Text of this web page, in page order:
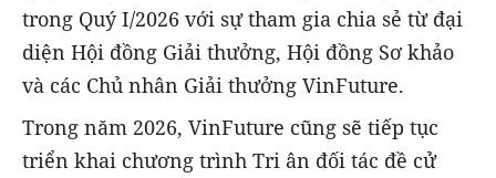
trong Quý I/2026 với sự tham gia chia sẻ từ đại
diện Hội đồng Giải thưởng, Hội đồng Sơ khảo
và các Chủ nhân Giải thưởng VinFuture.
Trong năm 2026, VinFuture cũng sẽ tiếp tục
triển khai chương trình Tri ân đối tác đề cử